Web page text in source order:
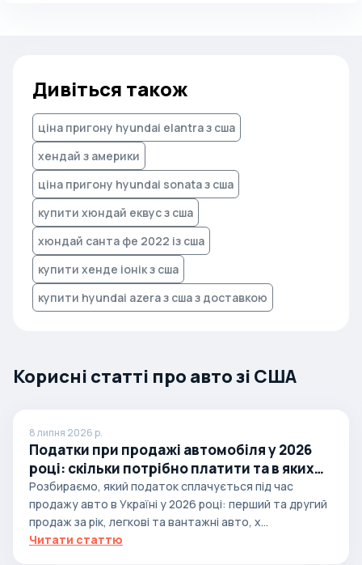
Дивіться також
ціна пригону hyundai elantra з сша
хендай з америки
ціна пригону hyundai sonata з сша
купити хюндай еквус з сша
хюндай санта фе 2022 із сша
купити хенде іонік з сша
купити hyundai azera з сша з доставкою
Корисні статті про авто зі США
8 липня 2026 р.
Податки при продажі автомобіля у 2026
році: скільки потрібно платити та в яких
випадках
Розбираємо, який податок сплачується під час
продажу авто в Україні у 2026 році: перший та другий
продаж за рік, легкові та вантажні авто, х...
Читати статтю